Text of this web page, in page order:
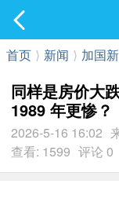
首页 ⟩ 新闻 ⟩ 加国
同样是房价大
1989 年更惨？
2026-5-16 16:02
查看: 1599 评论 0